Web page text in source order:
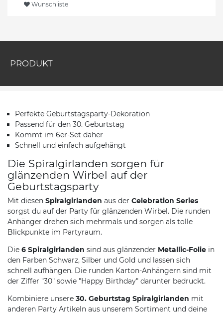
Wunschliste
PRODUKT
Perfekte Geburtstagsparty-Dekoration
Passend für den 30. Geburtstag
Kommt im 6er-Set daher
Schnell und einfach aufgehängt
Die Spiralgirlanden sorgen für
glänzenden Wirbel auf der
Geburtstagsparty
Mit diesen Spiralgirlanden aus der Celebration Series
sorgst du auf der Party für glänzenden Wirbel. Die runden
Anhänger drehen sich mehrmals und sorgen als tolle
Blickpunkte im Partyraum.
Die 6 Spiralgirlanden sind aus glänzender Metallic-Folie in
den Farben Schwarz, Silber und Gold und lassen sich
schnell aufhängen. Die runden Karton-Anhängern sind mit
der Ziffer "30" sowie "Happy Birthday" darunter bedruckt.
Kombiniere unsere 30. Geburtstag Spiralgirlanden mit
anderen Party Artikeln aus unserem Sortiment und deine